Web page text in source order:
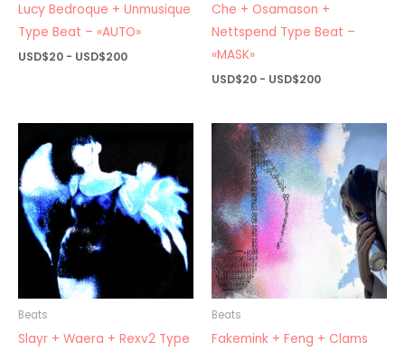
Lucy Bedroque + Unmusique
Type Beat – «AUTO»
USD$20 - USD$200Rango
hasta
Che + Osamason +
Nettspend Type Beat –
«MASK»
USD$20 - USD$200Rango
desde
USD$20
hasta
USD$200
Beats
Slayr + Waera + Rexv2 Type
Beats
Fakemink + Feng + Clams